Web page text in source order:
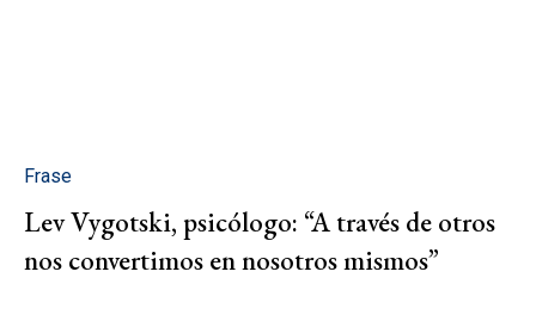
Frase
Lev Vygotski, psicólogo: “A través de otros
nos convertimos en nosotros mismos”